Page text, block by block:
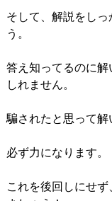
そして、解説をし
う。
答え知ってるのに
しれません。
騙されたと思って解
必ず力になります。
これを後回しにせ